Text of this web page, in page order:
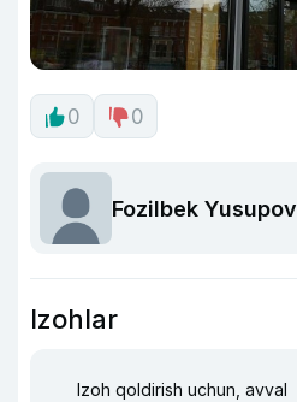
0 0
Fozilbek Yusupov
Izohlar
Izoh qoldirish uchun, avval